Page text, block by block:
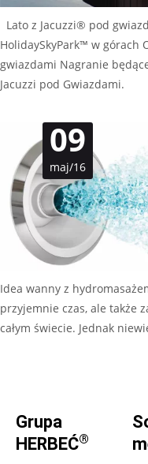
Lato z Jacuzzi® pod
HolidaySkyPark™ w górach
gwiazdami Nagranie
Jacuzzi pod Gwiazdami.
09
maj/16
Idea wanny z
przyjemnie czas, ale także
całym świecie. Jednak
Grupa
HERBEĆ®